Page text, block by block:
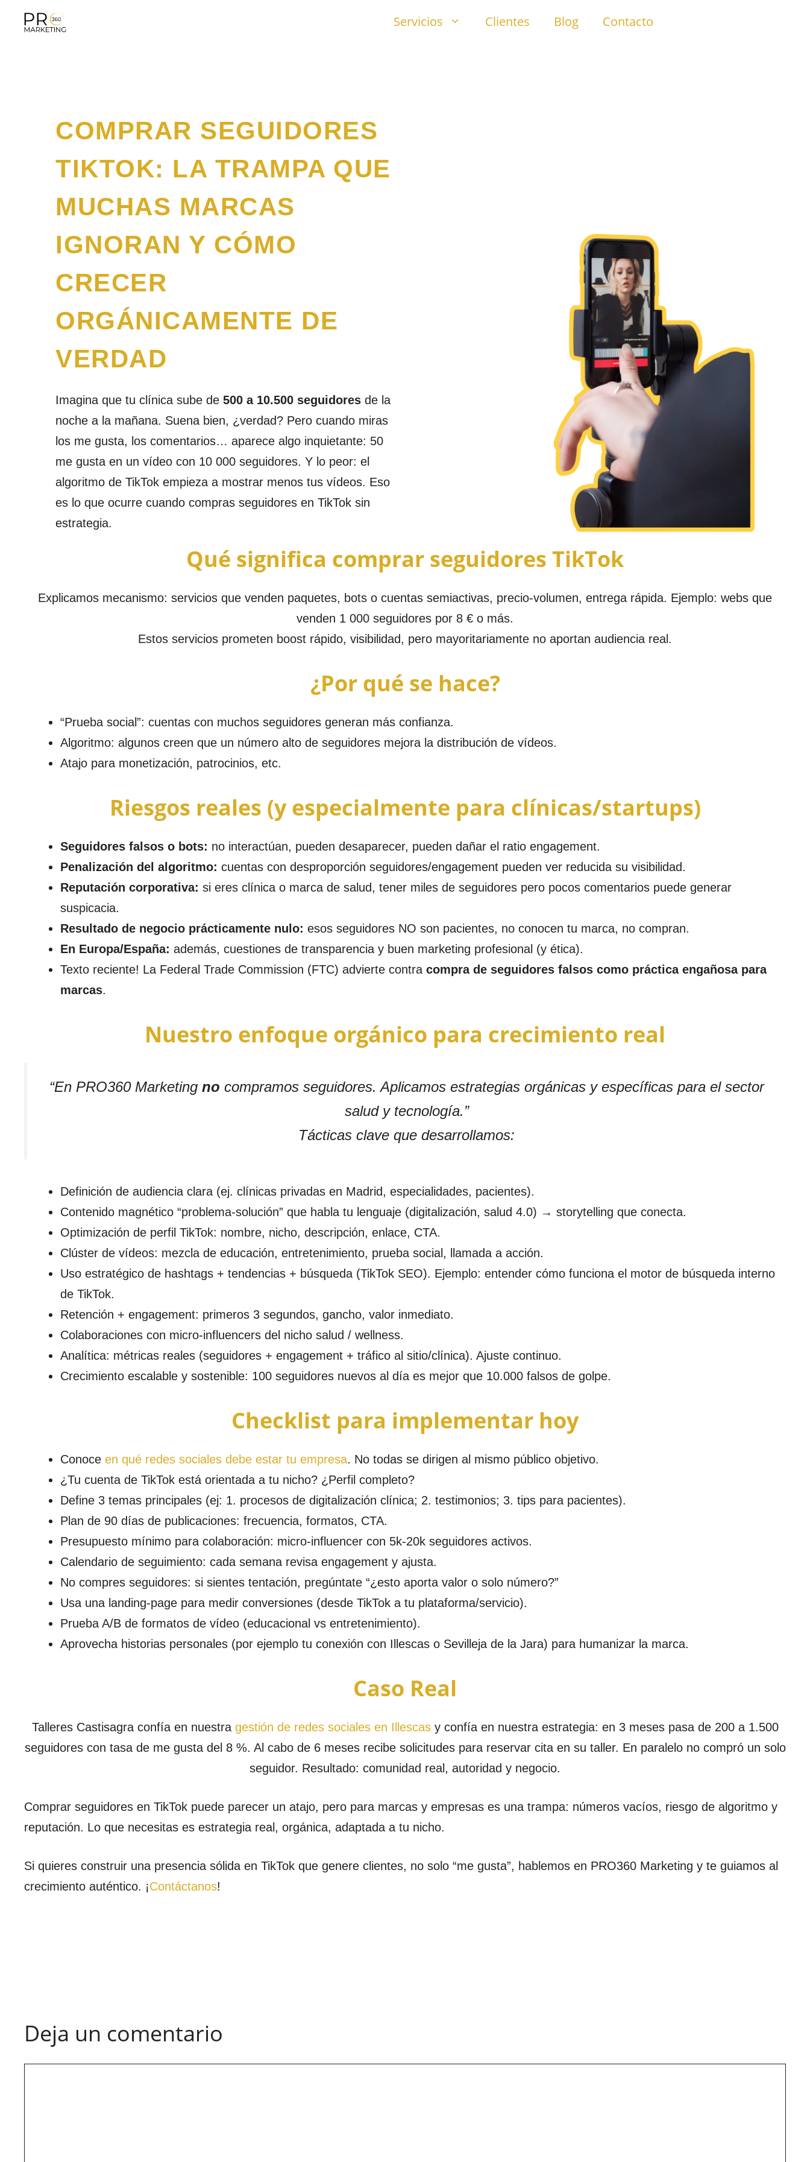
Saltar
Servicios Clientes Blog Contacto
COMPRAR SEGUIDORES
TIKTOK: LA TRAMPA QUE
MUCHAS MARCAS
IGNORAN Y CÓMO
CRECER
ORGÁNICAMENTE DE
VERDAD
Imagina que tu clínica sube de 500 a 10.500 seguidores de la
noche a la mañana. Suena bien, ¿verdad? Pero cuando miras
los me gusta, los comentarios… aparece algo inquietante: 50
me gusta en un vídeo con 10 000 seguidores. Y lo peor: el
algoritmo de TikTok empieza a mostrar menos tus vídeos. Eso
es lo que ocurre cuando compras seguidores en TikTok sin
estrategia.
Qué significa comprar seguidores TikTok
Explicamos mecanismo: servicios que venden paquetes, bots o cuentas semiactivas, precio-volumen, entrega rápida. Ejemplo: webs que
venden 1 000 seguidores por 8 € o más.
Estos servicios prometen boost rápido, visibilidad, pero mayoritariamente no aportan audiencia real.
¿Por qué se hace?
“Prueba social”: cuentas con muchos seguidores generan más confianza.
Algoritmo: algunos creen que un número alto de seguidores mejora la distribución de vídeos.
Atajo para monetización, patrocinios, etc.
Riesgos reales (y especialmente para clínicas/startups)
Seguidores falsos o bots: no interactúan, pueden desaparecer, pueden dañar el ratio engagement.
Penalización del algoritmo: cuentas con desproporción seguidores/engagement pueden ver reducida su visibilidad.
Reputación corporativa: si eres clínica o marca de salud, tener miles de seguidores pero pocos comentarios puede generar
suspicacia.
Resultado de negocio prácticamente nulo: esos seguidores NO son pacientes, no conocen tu marca, no compran.
En Europa/España: además, cuestiones de transparencia y buen marketing profesional (y ética).
Texto reciente! La Federal Trade Commission (FTC) advierte contra compra de seguidores falsos como práctica engañosa para
marcas.
Nuestro enfoque orgánico para crecimiento real
“En PRO360 Marketing no compramos seguidores. Aplicamos estrategias orgánicas y específicas para el sector
salud y tecnología.”
Tácticas clave que desarrollamos:
Definición de audiencia clara (ej. clínicas privadas en Madrid, especialidades, pacientes).
Contenido magnético “problema-solución” que habla tu lenguaje (digitalización, salud 4.0) → storytelling que conecta.
Optimización de perfil TikTok: nombre, nicho, descripción, enlace, CTA.
Clúster de vídeos: mezcla de educación, entretenimiento, prueba social, llamada a acción.
Uso estratégico de hashtags + tendencias + búsqueda (TikTok SEO). Ejemplo: entender cómo funciona el motor de búsqueda interno
de TikTok.
Retención + engagement: primeros 3 segundos, gancho, valor inmediato.
Colaboraciones con micro-influencers del nicho salud / wellness.
Analítica: métricas reales (seguidores + engagement + tráfico al sitio/clínica). Ajuste continuo.
Crecimiento escalable y sostenible: 100 seguidores nuevos al día es mejor que 10.000 falsos de golpe.
Checklist para implementar hoy
Conoce en qué redes sociales debe estar tu empresa. No todas se dirigen al mismo público objetivo.
¿Tu cuenta de TikTok está orientada a tu nicho? ¿Perfil completo?
Define 3 temas principales (ej: 1. procesos de digitalización clínica; 2. testimonios; 3. tips para pacientes).
Plan de 90 días de publicaciones: frecuencia, formatos, CTA.
Presupuesto mínimo para colaboración: micro-influencer con 5k-20k seguidores activos.
Calendario de seguimiento: cada semana revisa engagement y ajusta.
No compres seguidores: si sientes tentación, pregúntate “¿esto aporta valor o solo número?”
Usa una landing-page para medir conversiones (desde TikTok a tu plataforma/servicio).
Prueba A/B de formatos de vídeo (educacional vs entretenimiento).
Aprovecha historias personales (por ejemplo tu conexión con Illescas o Sevilleja de la Jara) para humanizar la marca.
Caso Real
Talleres Castisagra confía en nuestra gestión de redes sociales en Illescasy confía en nuestra estrategia: en 3 meses pasa de 200 a 1.500
seguidores con tasa de me gusta del 8 %. Al cabo de 6 meses recibe solicitudes para reservar cita en su taller. En paralelo no compró un solo
seguidor. Resultado: comunidad real, autoridad y negocio.
Comprar seguidores en TikTok puede parecer un atajo, pero para marcas y empresas es una trampa: números vacíos, riesgo de algoritmo y
reputación. Lo que necesitas es estrategia real, orgánica, adaptada a tu nicho.
Si quieres construir una presencia sólida en TikTok que genere clientes, no solo “me gusta”, hablemos en PRO360 Marketing y te guiamos al
crecimiento auténtico. ¡Contáctanos!
Deja un comentario